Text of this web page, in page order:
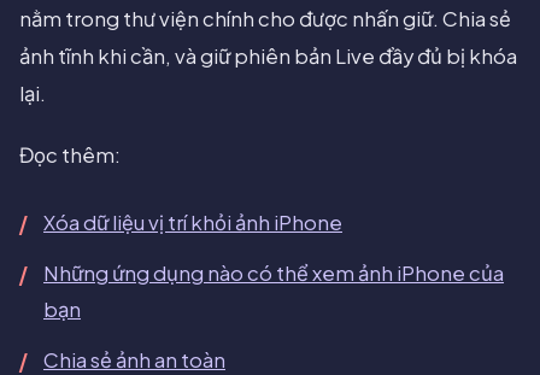
nằm trong thư viện chính cho được nhấn giữ. Chia sẻ
ảnh tĩnh khi cần, và giữ phiên bản Live đầy đủ bị khóa
lại.
Đọc thêm:
Xóa dữ liệu vị trí khỏi ảnh iPhone
Những ứng dụng nào có thể xem ảnh iPhone của
bạn
Chia sẻ ảnh an toàn